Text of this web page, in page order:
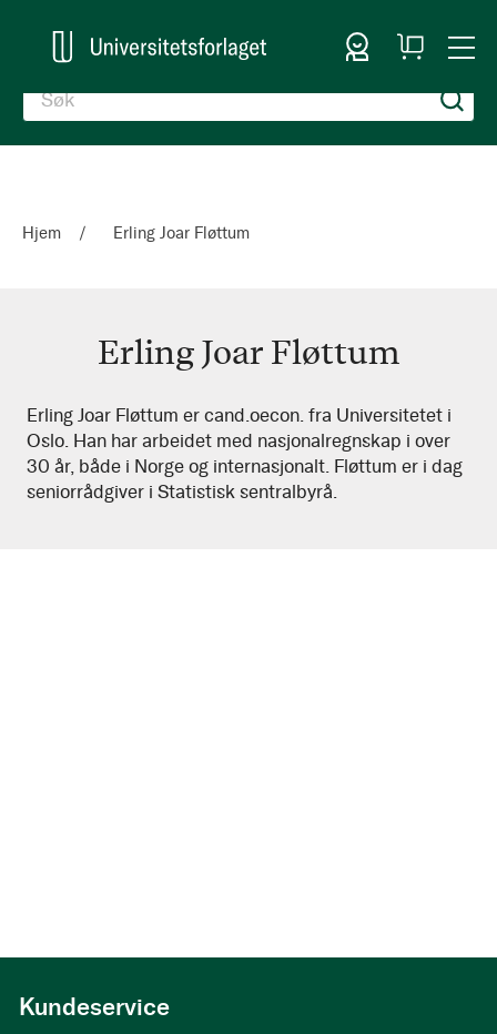
Logg inn
Handlekurv
Hjem Erling Joar Fløttum
Erling Joar Fløttum
Erling
Joar
Fløttum
Erling Joar Fløttum er cand.oecon. fra Universitetet i
Oslo. Han har arbeidet med nasjonalregnskap i over
30 år, både i Norge og internasjonalt. Fløttum er i dag
seniorrådgiver i Statistisk sentralbyrå.
Kundeservice